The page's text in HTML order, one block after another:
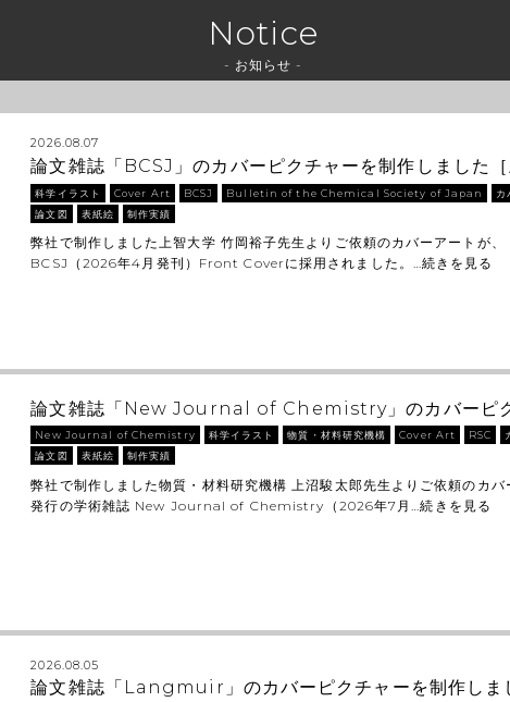
Notice
- お知らせ -
2026.08.07
論文雑誌「BCSJ」のカバーピクチャーを制作しました［
科学イラスト Cover Art BCSJ Bulletin of the Chemical Society of Japan カ
論文図
表紙絵 制作実績
弊社で制作しました上智大学 竹岡裕子先生よりご依頼のカバーアートが
BCSJ（2026年4月発刊）Front Coverに採用されました。…続きを見る
論文雑誌「New Journal of Chemistry」のカバーピク
New Journal of Chemistry 科学イラスト 物質・材料研究機構 Cover Art RSC
論文図
表紙絵 制作実績
弊社で制作しました物質・材料研究機構 上沼駿太郎先生よりご依頼のカ
発行の学術雑誌 New Journal of Chemistry（2026年7月…続きを見る
2026.08.05
論文雑誌「Langmuir」のカバーピクチャーを制作しま